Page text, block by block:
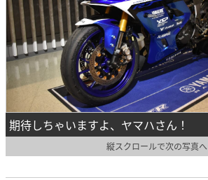
期待しちゃいますよ、ヤマハさん！
縦スクロールで次の写真へ